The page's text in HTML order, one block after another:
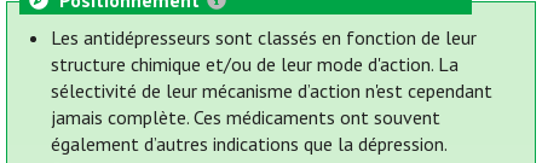
Les antidépresseurs sont classés en fonction de leur
structure chimique et/ou de leur mode d'action. La
sélectivité de leur mécanisme d’action n'est cependant
jamais complète. Ces médicaments ont souvent
également d’autres indications que la dépression.